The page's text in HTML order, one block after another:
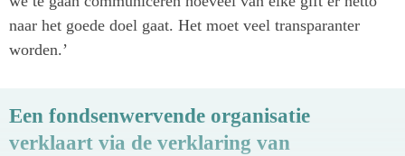
naar het goede doel gaat. Het moet veel transparanter
worden.’
Een fondsenwervende organisatie
verklaart via de verklaring van